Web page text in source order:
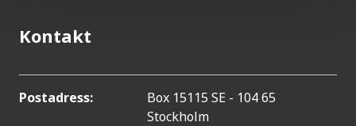
Kontakt
Postadress:
Box 15115 SE - 104 65
Stockholm